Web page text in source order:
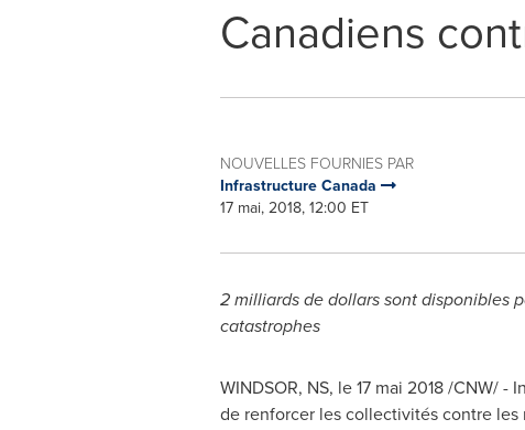
Canadiens
NOUVELLES FOURNIES PAR
Infrastructure Canada
17 mai, 2018, 12:00 ET
2 milliards de dollars sont disponibles
catastrophes
WINDSOR, NS, le 17 mai 2018 /CNW/ -
de renforcer les collectivités contre